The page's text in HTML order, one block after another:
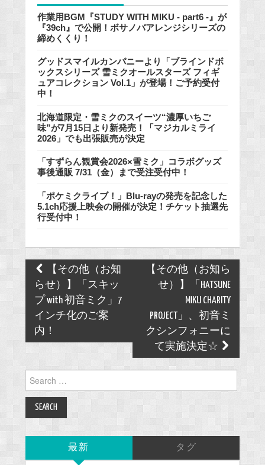
作業用BGM『STUDY WITH MIKU - part6 -』が
『39ch』で公開！ボサノバアレンジシリーズの
締めくくり！
グッドスマイルカンパニーより「ブラインドボ
ックスシリーズ 雪ミクオールスターズ フィギ
ュアコレクション Vol.1」が登場！ご予約受付
中！
北海道限定・雪ミクのスイーツ“濃厚いちご
味”が7月15日より新発売！「マジカルミライ
2026」でも出張販売が決定
「すずらん観賞会2026×雪ミク」コラボグッズ
事後通販 7/31（金）まで受注受付中！
「ポケミクライブ！」Blu-rayの発売を記念した
5.1ch応援上映会の開催が決定！チケット抽選先
行受付中！
Post
navigation
【その他（お知
らせ）】「スキッ
プ with 初音ミク」7
インチ化のご案
内！
【その他（お知ら
せ）】「HATSUNE
MIKU CHARITY
PROJECT」、初音ミ
クシンフォニーに
て実施決定☆
Search
for:
最新 タグ